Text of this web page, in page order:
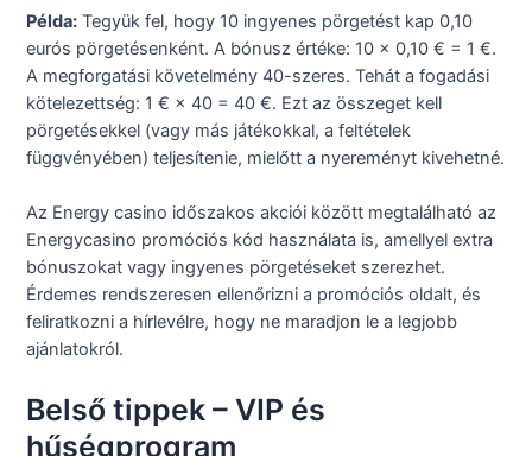
Példa: Tegyük fel, hogy 10 ingyenes pörgetést kap 0,10
eurós pörgetésenként. A bónusz értéke: 10 × 0,10 € = 1 €.
A megforgatási követelmény 40-szeres. Tehát a fogadási
kötelezettség: 1 € × 40 = 40 €. Ezt az összeget kell
pörgetésekkel (vagy más játékokkal, a feltételek
függvényében) teljesítenie, mielőtt a nyereményt kivehetné.
Az Energy casino időszakos akciói között megtalálható az
Energycasino promóciós kód használata is, amellyel extra
bónuszokat vagy ingyenes pörgetéseket szerezhet.
Érdemes rendszeresen ellenőrizni a promóciós oldalt, és
feliratkozni a hírlevélre, hogy ne maradjon le a legjobb
ajánlatokról.
Belső tippek – VIP és
hűségprogram